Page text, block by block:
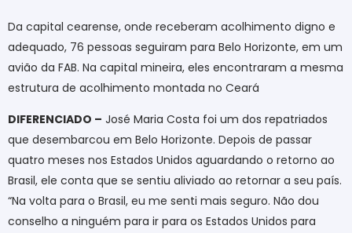
Da capital cearense, onde receberam acolhimento digno e
adequado, 76 pessoas seguiram para Belo Horizonte, em um
avião da FAB. Na capital mineira, eles encontraram a mesma
estrutura de acolhimento montada no Ceará
DIFERENCIADO – José Maria Costa foi um dos repatriados
que desembarcou em Belo Horizonte. Depois de passar
quatro meses nos Estados Unidos aguardando o retorno ao
Brasil, ele conta que se sentiu aliviado ao retornar a seu país.
“Na volta para o Brasil, eu me senti mais seguro. Não dou
conselho a ninguém para ir para os Estados Unidos para